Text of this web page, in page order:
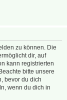
zu können. Die
dir, auf
kann registrierten
bitte unsere
bevor du dich
wenn du dich in